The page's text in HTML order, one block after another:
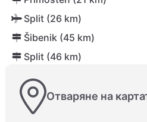
Split (26 km)
Šibenik (45 km)
Split (46 km)
Отваряне на